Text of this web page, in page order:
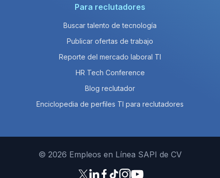
Para reclutadores
Buscar talento de tecnología
Publicar ofertas de trabajo
Reporte del mercado laboral TI
HR Tech Conference
Blog reclutador
Enciclopedia de perfiles TI para reclutadores
© 2026 Empleos en Línea SAPI de CV